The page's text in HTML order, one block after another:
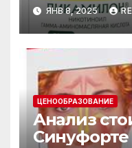
ЯНВ 8, 2025
ЦЕНООБРАЗОВАНИЕ
Анализ
Синуфорте